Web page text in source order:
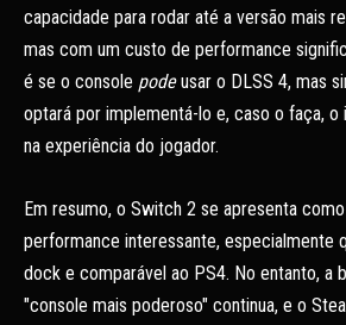
capacidade para rodar até a versão mais
mas com um custo de performance
é se o console podeusar o DLSS 4, mas
optará por implementá-lo e, caso o faça,
na experiência do jogador.
Em resumo, o Switch 2 se apresenta
performance interessante, especialmente
dock e comparável ao PS4. No entanto, a
"console mais poderoso" continua, e o